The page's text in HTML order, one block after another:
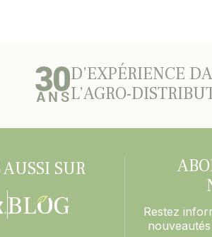
D’EXPÉRIENCE
L’AGRO-
SUR
Restez